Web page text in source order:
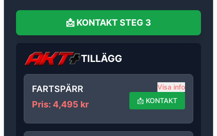
📩 KONTAKTSTEG 3
TILLÄGG
FARTSPÄRR
Pris: 4,495 kr
Visa info
📩 KONTAKT